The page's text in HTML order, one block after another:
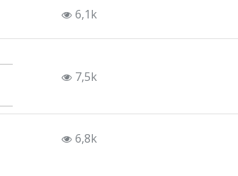
6,1k
7,5k
6,8k